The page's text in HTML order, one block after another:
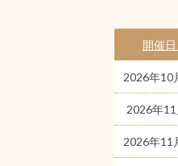
開催
2026年10
2026年
2026年11